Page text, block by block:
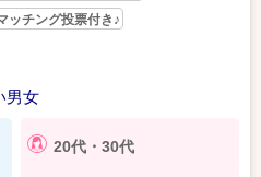
ッチング投票付き♪
男女
20代・30代